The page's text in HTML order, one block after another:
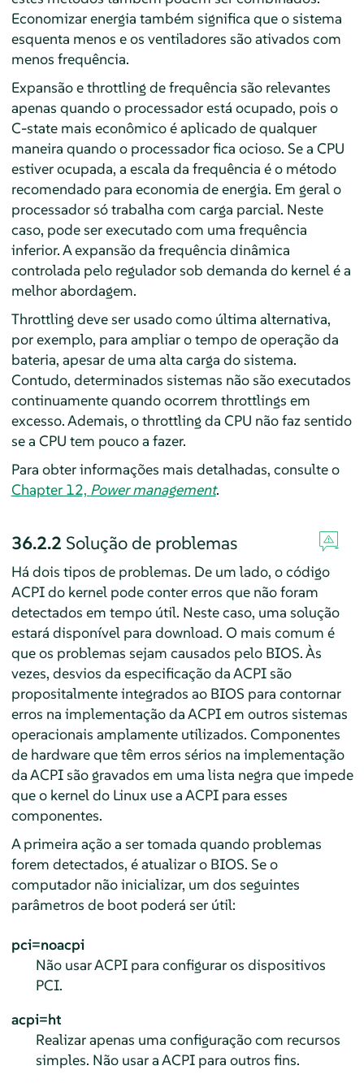
Economizar energia também significa que o sistema
esquenta menos e os ventiladores são ativados com
menos frequência.
Expansão e throttling de frequência são relevantes
apenas quando o processador está ocupado, pois o
C-state mais econômico é aplicado de qualquer
maneira quando o processador fica ocioso. Se a CPU
estiver ocupada, a escala da frequência é o método
recomendado para economia de energia. Em geral o
processador só trabalha com carga parcial. Neste
caso, pode ser executado com uma frequência
inferior. A expansão da frequência dinâmica
controlada pelo regulador sob demanda do kernel é a
melhor abordagem.
Throttling deve ser usado como última alternativa,
por exemplo, para ampliar o tempo de operação da
bateria, apesar de uma alta carga do sistema.
Contudo, determinados sistemas não são executados
continuamente quando ocorrem throttlings em
excesso. Ademais, o throttling da CPU não faz sentido
se a CPU tem pouco a fazer.
Para obter informações mais detalhadas, consulte o
Chapter 12, Power management.
36.2.2 Solução de problemas
Há dois tipos de problemas. De um lado, o código
ACPI do kernel pode conter erros que não foram
detectados em tempo útil. Neste caso, uma solução
estará disponível para download. O mais comum é
que os problemas sejam causados pelo BIOS. Às
vezes, desvios da especificação da ACPI são
propositalmente integrados ao BIOS para contornar
erros na implementação da ACPI em outros sistemas
operacionais amplamente utilizados. Componentes
de hardware que têm erros sérios na implementação
da ACPI são gravados em uma lista negra que impede
que o kernel do Linux use a ACPI para esses
componentes.
A primeira ação a ser tomada quando problemas
forem detectados, é atualizar o BIOS. Se o
computador não inicializar, um dos seguintes
parâmetros de boot poderá ser útil:
pci=noacpi
Não usar ACPI para configurar os dispositivos
PCI.
acpi=ht
Realizar apenas uma configuração com recursos
simples. Não usar a ACPI para outros fins.